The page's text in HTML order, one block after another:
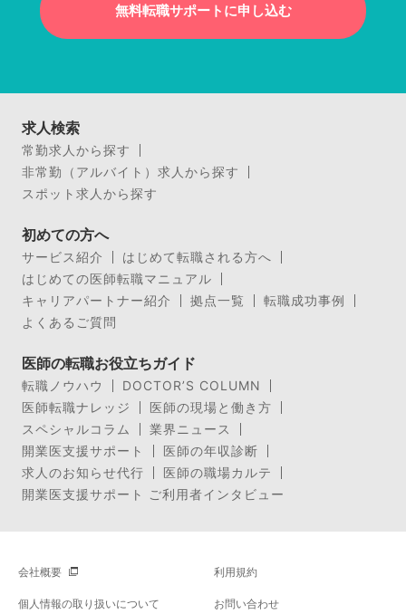
無料転職サポートに申し込む
求人検索
常勤求人から探す
非常勤（アルバイト）求人から探す
スポット求人から探す
初めての方へ
サービス紹介
はじめて転職される方へ
はじめての医師転職マニュアル
キャリアパートナー紹介
拠点一覧
転職成功事例
よくあるご質問
医師の転職お役立ちガイド
転職ノウハウ
DOCTOR’S COLUMN
医師転職ナレッジ
医師の現場と働き方
スペシャルコラム
業界ニュース
開業医支援サポート
医師の年収診断
求人のお知らせ代行
医師の職場カルテ
開業医支援サポート ご利用者インタビュー
会社概要 利用規約
個人情報の取り扱いについて お問い合わせ